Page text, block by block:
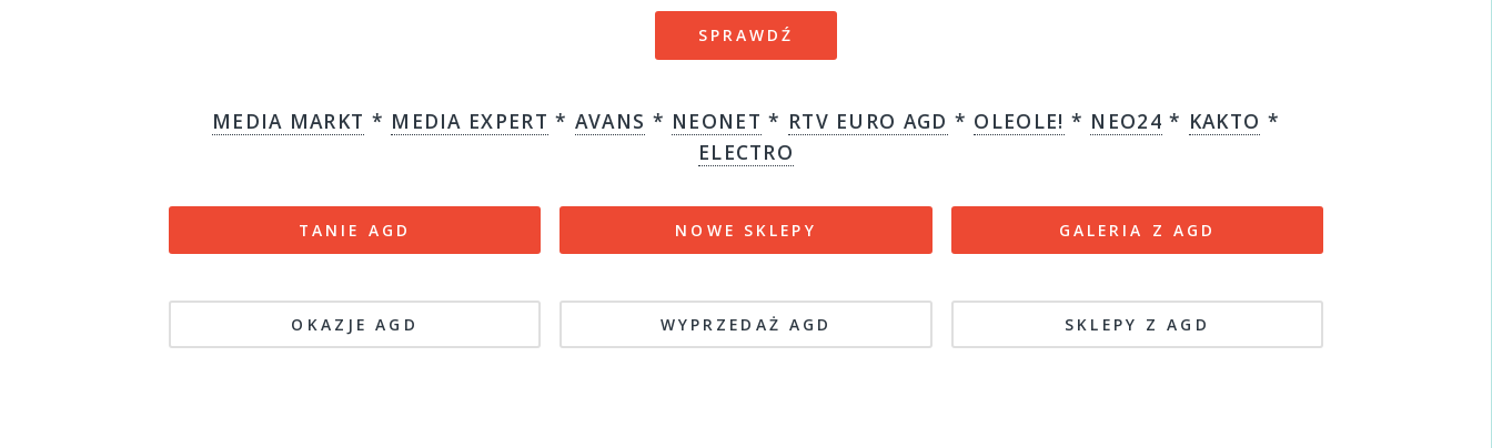
SPRAWDŹ
MEDIA MARKT * MEDIA EXPERT * AVANS * NEONET * RTV EURO AGD * OLEOLE! * NEO24 * KAKTO *
ELECTRO
TANIE AGD NOWE SKLEPY GALERIA Z AGD
OKAZJE AGD WYPRZEDAŻ AGD SKLEPY Z AGD